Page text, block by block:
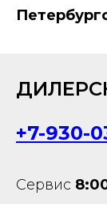
+7-930-
Сервис